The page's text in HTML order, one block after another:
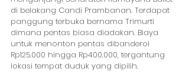
di belakang Candi Prambanan. Terdapat
panggung terbuka bernama Trimurti
dimana pentas biasa diadakan. Biaya
untuk menonton pentas dibanderol
Rp125.000 hingga Rp400.000, tergantung
lokasi tempat duduk yang dipilih.